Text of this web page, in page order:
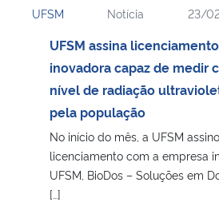
Ministério da Cidadania
Ministério de Minas e Energia
Ministério da Ciência, Tecnologia, Inovações e
Ministério do Meio Ambiente
UFSM Notícia 23/
UFSM assina
inovadora capaz de medir
nível de radiação
pela população
No início do mês, a UFSM
licenciamento com a empresa
UFSM, BioDos – Soluções em
[…]